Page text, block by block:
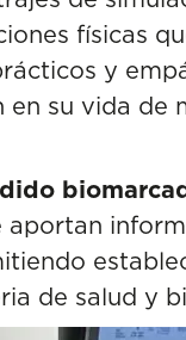
físicas
y
su vida de
de salud y